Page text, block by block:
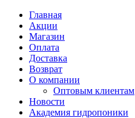
Главная
Акции
Магазин
Оплата
Доставка
Возврат
О компании
Оптовым клиентам
Новости
Академия гидропоники